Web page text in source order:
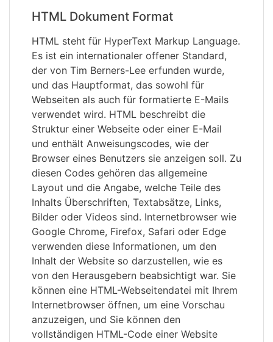
HTML Dokument Format
HTML steht für HyperText Markup Language.
Es ist ein internationaler offener Standard,
der von Tim Berners-Lee erfunden wurde,
und das Hauptformat, das sowohl für
Webseiten als auch für formatierte E-Mails
verwendet wird. HTML beschreibt die
Struktur einer Webseite oder einer E-Mail
und enthält Anweisungscodes, wie der
Browser eines Benutzers sie anzeigen soll. Zu
diesen Codes gehören das allgemeine
Layout und die Angabe, welche Teile des
Inhalts Überschriften, Textabsätze, Links,
Bilder oder Videos sind. Internetbrowser wie
Google Chrome, Firefox, Safari oder Edge
verwenden diese Informationen, um den
Inhalt der Website so darzustellen, wie es
von den Herausgebern beabsichtigt war. Sie
können eine HTML-Webseitendatei mit Ihrem
Internetbrowser öffnen, um eine Vorschau
anzuzeigen, und Sie können den
vollständigen HTML-Code einer Website